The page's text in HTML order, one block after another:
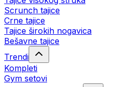
Scrunch tajice
Crne tajice
Tajice širokih nogavica
Bešavne tajice
Trendi
Kompleti
Gym setovi